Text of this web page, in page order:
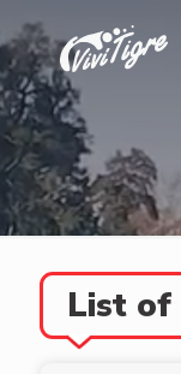
List of